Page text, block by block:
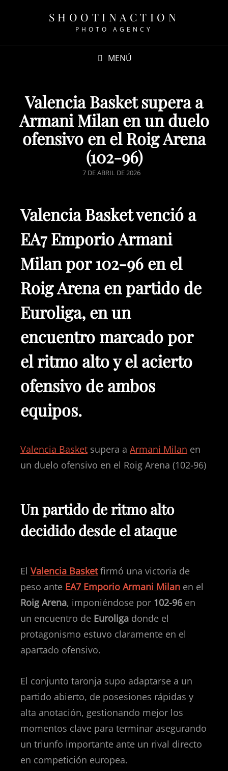
SHOOTINACTION
PHOTO AGENCY
MENÚ
Valencia Basket supera a
Armani Milan en un duelo
ofensivo en el Roig Arena
(102-96)
7 DE ABRIL DE 2026
Valencia Basket venció a
EA7 Emporio Armani
Milan por 102-96 en el
Roig Arena en partido de
Euroliga, en un
encuentro marcado por
el ritmo alto y el acierto
ofensivo de ambos
equipos.
Valencia Basket supera a Armani Milan en
un duelo ofensivo en el Roig Arena (102-96)
Un partido de ritmo alto
decidido desde el ataque
El Valencia Basketfirmó una victoria de
peso ante EA7 Emporio Armani Milan en el
Roig Arena, imponiéndose por 102-96 en
un encuentro de Euroliga donde el
protagonismo estuvo claramente en el
apartado ofensivo.
El conjunto taronja supo adaptarse a un
partido abierto, de posesiones rápidas y
alta anotación, gestionando mejor los
momentos clave para terminar asegurando
un triunfo importante ante un rival directo
en competición europea.